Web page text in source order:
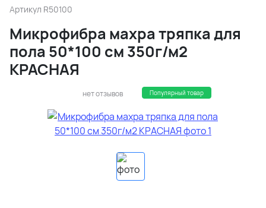
Артикул R50100
Микрофибра махра тряпка для
пола 50*100 см 350г/м2
КРАСНАЯ
нет отзывов Популярный товар